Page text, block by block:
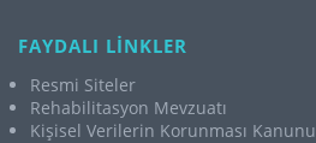
FAYDALI LİNKLER
Resmi Siteler
Rehabilitasyon Mevzuatı
Kişisel Verilerin Korunması Kanunu